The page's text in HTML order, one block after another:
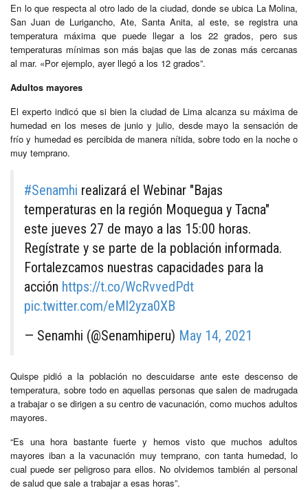
En lo que respecta al otro lado de la ciudad, donde se ubica La Molina,
San Juan de Lurigancho, Ate, Santa Anita, al este, se registra una
temperatura máxima que puede llegar a los 22 grados, pero sus
temperaturas mínimas son más bajas que las de zonas más cercanas
al mar. «Por ejemplo, ayer llegó a los 12 grados”.
Adultos mayores
El experto indicó que si bien la ciudad de Lima alcanza su máxima de
humedad en los meses de junio y julio, desde mayo la sensación de
frío y humedad es percibida de manera nítida, sobre todo en la noche o
muy temprano.
#Senamhi realizará el Webinar "Bajas
temperaturas en la región Moquegua y Tacna"
este jueves 27 de mayo a las 15:00 horas.
Regístrate y se parte de la población informada.
Fortalezcamos nuestras capacidades para la
acción https://t.co/WcRvvedPdt
pic.twitter.com/eMl2yza0XB
— Senamhi (@Senamhiperu) May 14, 2021
Quispe pidió a la población no descuidarse ante este descenso de
temperatura, sobre todo en aquellas personas que salen de madrugada
a trabajar o se dirigen a su centro de vacunación, como muchos adultos
mayores.
“Es una hora bastante fuerte y hemos visto que muchos adultos
mayores iban a la vacunación muy temprano, con tanta humedad, lo
cual puede ser peligroso para ellos. No olvidemos también al personal
de salud que sale a trabajar a esas horas”.